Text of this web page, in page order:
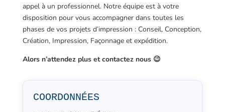
appel à un professionnel. Notre équipe est à votre
disposition pour vous accompagner dans toutes les
phases de vos projets d’impression : Conseil, Conception,
Création, Impression, Façonnage et expédition.
Alors n’attendez plus et contactez nous 😉
COORDONNÉES